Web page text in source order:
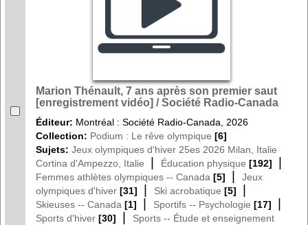
Marion Thénault, 7 ans après son premier saut
[enregistrement vidéo] / Société Radio-Canada
Éditeur: Montréal : Société Radio-Canada, 2026
Collection: Podium : Le rêve olympique [6]
Sujets: Jeux olympiques d'hiver 25es 2026 Milan, Italie
Cortina d'Ampezzo, Italie
| Éducation physique [192] |
Femmes athlètes olympiques -- Canada [5] |
Jeux
olympiques d'hiver [31] | Ski acrobatique [5] |
Skieuses -- Canada [1] | Sportifs -- Psychologie [17] |
Sports d'hiver [30] |
Sports -- Étude et enseignement